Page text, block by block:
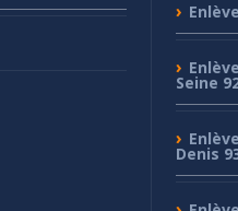
Seine
Denis